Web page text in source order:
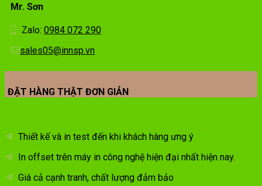
Mr. Sơn
Zalo: 0984 072 290
sales05@innsp.vn
ĐẶT HÀNG THẬT ĐƠN GIẢN
Thiết kế và in test đến khi khách hàng ưng ý
In offset trên máy in công nghệ hiện đại nhất hiện nay.
Giá cả cạnh tranh, chất lượng đảm bảo